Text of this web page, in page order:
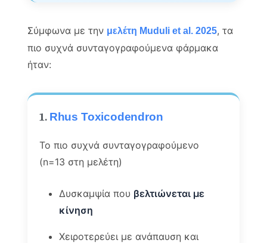
Σύμφωνα με την μελέτη Muduli et al. 2025, τα
πιο συχνά συνταγογραφούμενα φάρμακα
ήταν:
1. Rhus Toxicodendron
Το πιο συχνά συνταγογραφούμενο
(n=13 στη μελέτη)
Δυσκαμψία που βελτιώνεται με
κίνηση
Χειροτερεύει με ανάπαυση και